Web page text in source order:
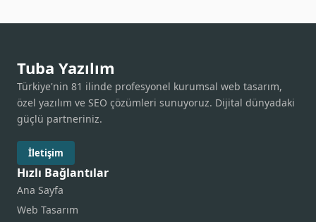
Tuba Yazılım
Türkiye'nin 81 ilinde profesyonel kurumsal web tasarım,
özel yazılım ve SEO çözümleri sunuyoruz. Dijital dünyadaki
güçlü partneriniz.
İletişim
Hızlı Bağlantılar
Ana Sayfa
Web Tasarım